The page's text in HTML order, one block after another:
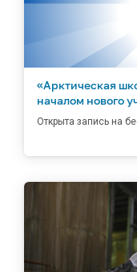
«Арктическая
началом нового
Открыта запись на